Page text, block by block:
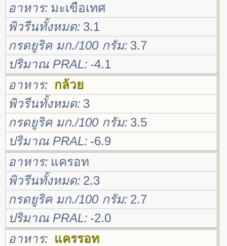
อาหาร มะเขือเทศ
พิวรีนทั้งหมด 3.1
กรดยูริค มก./100 กรัม 3.7
ปริมาณ PRAL -4.1
อาหาร
กล้วย
พิวรีนทั้งหมด 3
กรดยูริค มก./100 กรัม 3.5
ปริมาณ PRAL -6.9
อาหาร แครอท
พิวรีนทั้งหมด 2.3
กรดยูริค มก./100 กรัม 2.7
ปริมาณ PRAL -2.0
อาหาร
แครรอท